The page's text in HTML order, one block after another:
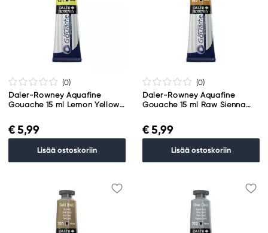
(0)
Daler-Rowney Aquafine
Gouache 15 ml Lemon Yellow
€ 5,99
Lisää ostoskoriin
(0)
Daler-Rowney Aquafine
Gouache 15 ml Raw Sienna
€ 5,99
Lisää ostoskoriin